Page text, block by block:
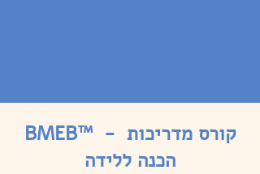
BMEB™ - קורס מדריכות
הכנה ללידה